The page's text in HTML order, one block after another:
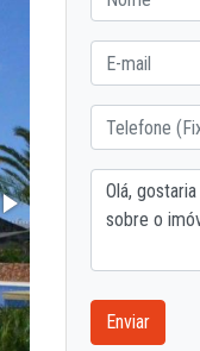
Enviar